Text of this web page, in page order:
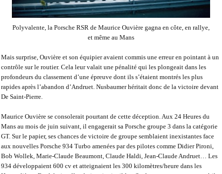
Polyvalente, la Porsche RSR de Maurice Ouvière gagna en côte, en rallye,
et même au Mans
Mais surprise, Ouvière et son équipier avaient commis une erreur en pointant à un
contrôle sur le routier. Cela leur valait une pénalité qui les plongeait dans les
profondeurs du classement d’une épreuve dont ils s’étaient montrés les plus
rapides après l’abandon d’Andruet. Nusbaumer héritait donc de la victoire devant
De Saint-Pierre.
Maurice Ouvière se consolerait pourtant de cette déception. Aux 24 Heures du
Mans au mois de juin suivant, il engagerait sa Porsche groupe 3 dans la catégorie
GT. Sur le papier, ses chances de victoire de groupe semblaient inexistantes face
aux nouvelles Porsche 934 Turbo amenées par des pilotes comme Didier Pironi,
Bob Wollek, Marie-Claude Beaumont, Claude Haldi, Jean-Claude Andruet… Les
934 développaient 600 cv et atteignaient les 300 kilomètres/heure dans les